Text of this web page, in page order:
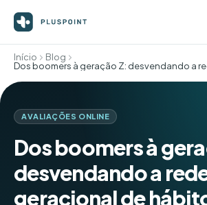
Início
Blog
AVALIAÇÕES ONLINE
Dos boomers à
desvendando a
geracional de